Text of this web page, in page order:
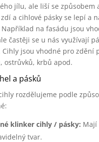
jílu, ale liší se způsobem
a cihlové pásky se lepí a
na fasádu jsou
častěji se u nás využívají
Cihly jsou vhodné pro zdění
ostrůvků, krbů apod.
a pásků
rozdělujeme podle
klinker cihly / pásky: Mají
tvar.